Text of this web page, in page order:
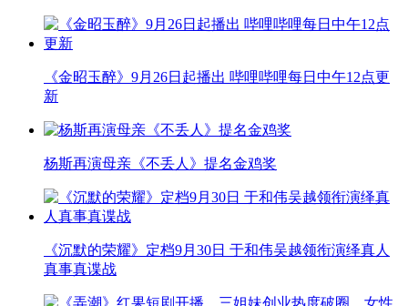
《金昭玉醉》9月26日起播出 哔哩哔哩每日中午12点更
新
杨斯再演母亲《不丢人》提名金鸡奖
《沉默的荣耀》定档9月30日 于和伟吴越领衔演绎真人
真事真谍战